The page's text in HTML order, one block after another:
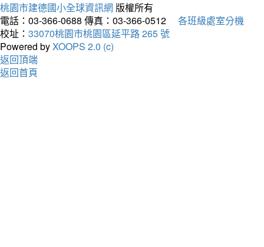
桃園市建德國小全球資訊網 版權所有
電話：03-366-0688 傳真：03-366-0512
各班級處室分機
校址： 33070桃園市桃園區延平路 265 號
Powered byXOOPS 2.0 (c)
返回頂端
返回首頁